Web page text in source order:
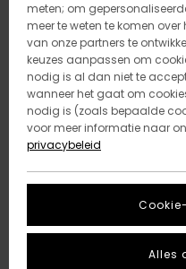
meten; om
meer te weten te komen
van onze partners te
keuzes aanpassen om
nodig is al dan niet te
wanneer het gaat om
nodig is (zoals bepaalde
voor meer informatie naar
privacybeleid
Alles